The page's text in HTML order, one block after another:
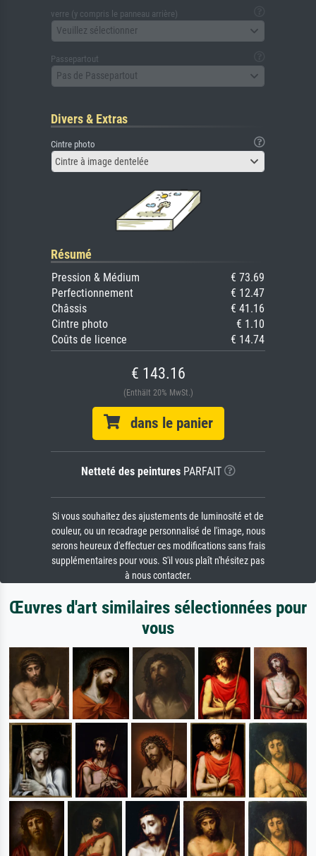
verre (y compris le panneau arrière)
Veuillez sélectionner
Passepartout
Pas de Passepartout
Divers & Extras
Cintre photo
Cintre à image dentelée
Résumé
Pression & Médium
€ 73.69
Perfectionnement
€ 12.47
Châssis
€ 41.16
Cintre photo
€ 1.10
Coûts de licence
€ 14.74
€ 143.16
(Enthält 20% MwSt.)
dans le panier
Netteté des peinturesPARFAIT
Si vous souhaitez des ajustements de luminosité et de
couleur, ou un recadrage personnalisé de l'image, nous
serons heureux d'effectuer ces modifications sans frais
supplémentaires pour vous. S'il vous plaît n'hésitez pas
à nous contacter.
Œuvres d'art similaires sélectionnées pour
vous